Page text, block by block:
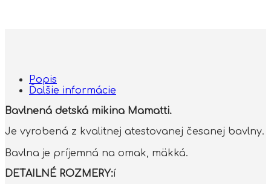
Popis
Ďalšie informácie
Bavlnená detská mikina Mamatti.
Je vyrobená z kvalitnej atestovanej česanej bavlny.
Bavlna je príjemná na omak, mäkká.
DETAILNÉ ROZMERY:í